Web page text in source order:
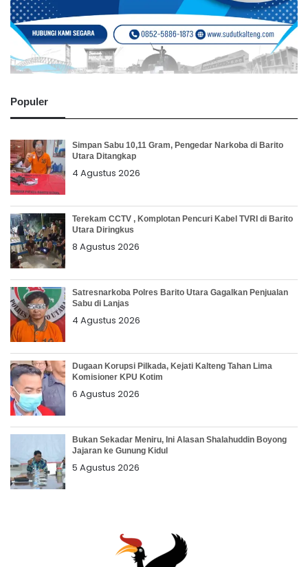
Populer
Simpan Sabu 10,11 Gram, Pengedar Narkoba di Barito
Utara Ditangkap
4 Agustus 2026
Terekam CCTV , Komplotan Pencuri Kabel TVRI di Barito
Utara Diringkus
8 Agustus 2026
Satresnarkoba Polres Barito Utara Gagalkan Penjualan
Sabu di Lanjas
4 Agustus 2026
Dugaan Korupsi Pilkada, Kejati Kalteng Tahan Lima
Komisioner KPU Kotim
6 Agustus 2026
Bukan Sekadar Meniru, Ini Alasan Shalahuddin Boyong
Jajaran ke Gunung Kidul
5 Agustus 2026